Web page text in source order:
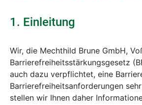
1. Einleitung
Wir, die Mechthild Brune GmbH,
Barrierefreiheitsstärkungsgesetz
auch dazu verpflichtet, eine
Barrierefreiheitsanforderungen
stellen wir Ihnen daher